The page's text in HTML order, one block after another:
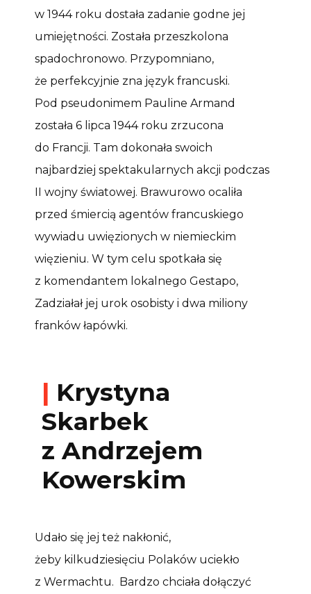
w 1944 roku dostała zadanie godne jej
umiejętności. Została przeszkolona
spadochronowo. Przypomniano,
że perfekcyjnie zna język francuski.
Pod pseudonimem Pauline Armand
została 6 lipca 1944 roku zrzucona
do Francji. Tam dokonała swoich
najbardziej spektakularnych akcji podczas
II wojny światowej. Brawurowo ocaliła
przed śmiercią agentów francuskiego
wywiadu uwięzionych w niemieckim
więzieniu. W tym celu spotkała się
z komendantem lokalnego Gestapo,
Zadziałał jej urok osobisty i dwa miliony
franków łapówki.
| Krystyna
Skarbek
z Andrzejem
Kowerskim
Udało się jej też nakłonić,
żeby kilkudziesięciu Polaków uciekło
z Wermachtu. Bardzo chciała dołączyć